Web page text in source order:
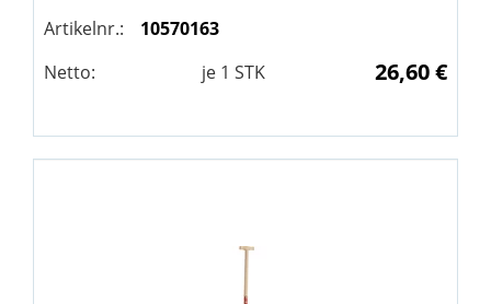
Artikelnr.:
10570163
Netto:
je 1 STK 26,60 €